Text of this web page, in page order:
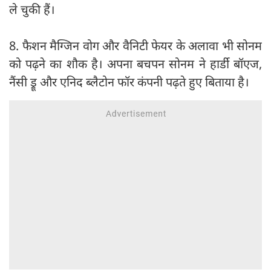
ले चुकी हैं।
8. फैशन मैग्जिन वोग और वैनिटी फेयर के अलावा भी सोनम
को पढ़ने का शौक है। अपना बचपन सोनम ने हार्डी बॉएज,
नैंसी ड्रू और एनिद ब्लैटोन फॉर कंपनी पढ़ते हुए बिताया है।